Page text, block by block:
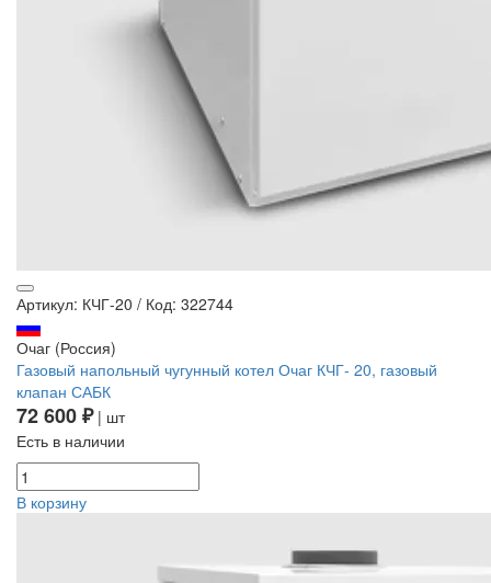
Артикул: КЧГ-20 / Код: 322744
Очаг (Россия)
Газовый напольный чугунный котел Очаг КЧГ- 20, газовый
клапан САБК
72 600 ₽| шт
Есть в наличии
В корзину